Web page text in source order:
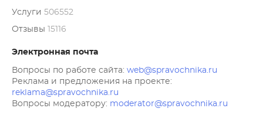
Услуги 506552
Отзывы 15116
Электронная почта
Вопросы по работе сайта: web@spravochnika.ru
Реклама и предложения на проекте:
reklama@spravochnika.ru
Вопросы модератору: moderator@spravochnika.ru